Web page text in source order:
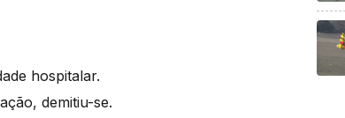
hospitalar.
demitiu-se.